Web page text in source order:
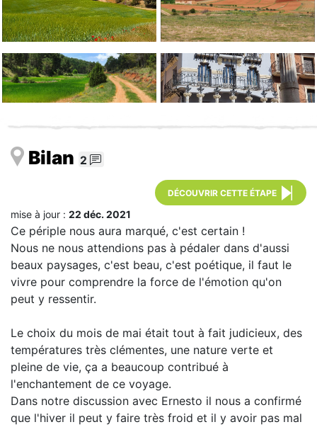
Bilan 2
DÉCOUVRIR CETTE ÉTAPE
mise à jour : 22 déc. 2021
Ce périple nous aura marqué, c'est certain !
Nous ne nous attendions pas à pédaler dans d'aussi
beaux paysages, c'est beau, c'est poétique, il faut le
vivre pour comprendre la force de l'émotion qu'on
peut y ressentir.
Le choix du mois de mai était tout à fait judicieux, des
températures très clémentes, une nature verte et
pleine de vie, ça a beaucoup contribué à
l'enchantement de ce voyage.
Dans notre discussion avec Ernesto il nous a confirmé
que l'hiver il peut y faire très froid et il y avoir pas mal